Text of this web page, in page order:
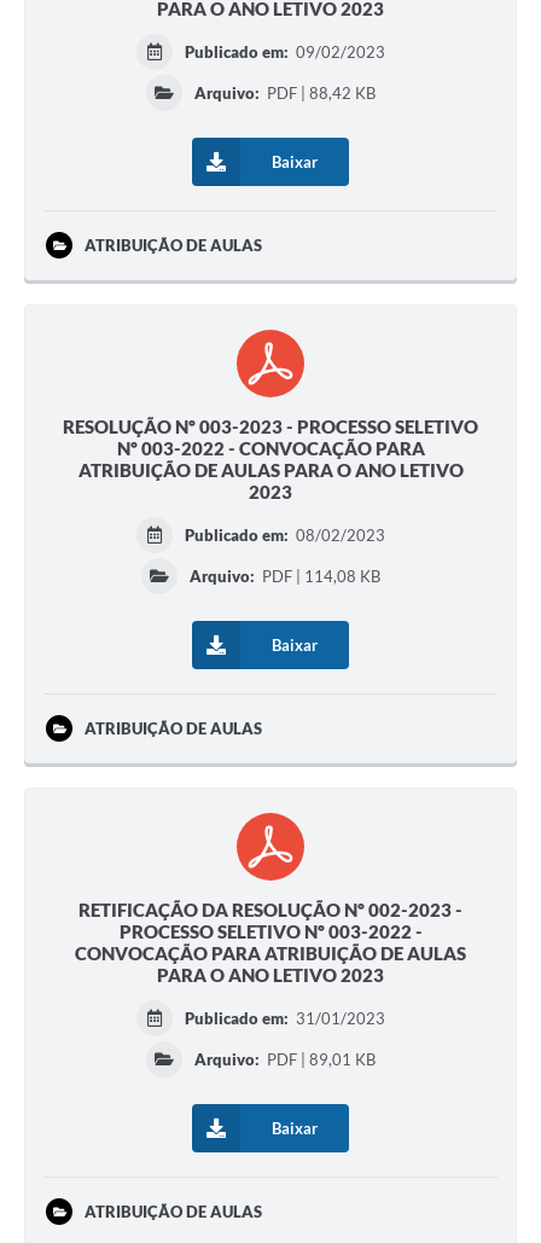
PARA O ANO LETIVO 2023
Publicado em: 09/02/2023
Arquivo: PDF | 88,42 KB
Baixar
ATRIBUIÇÃO DE AULAS
RESOLUÇÃO Nº 003-2023 - PROCESSO SELETIVO
Nº 003-2022 - CONVOCAÇÃO PARA
ATRIBUIÇÃO DE AULAS PARA O ANO LETIVO
2023
Publicado em: 08/02/2023
Arquivo: PDF | 114,08 KB
Baixar
ATRIBUIÇÃO DE AULAS
RETIFICAÇÃO DA RESOLUÇÃO Nº 002-2023 -
PROCESSO SELETIVO Nº 003-2022 -
CONVOCAÇÃO PARA ATRIBUIÇÃO DE AULAS
PARA O ANO LETIVO 2023
Publicado em: 31/01/2023
Arquivo: PDF | 89,01 KB
Baixar
ATRIBUIÇÃO DE AULAS